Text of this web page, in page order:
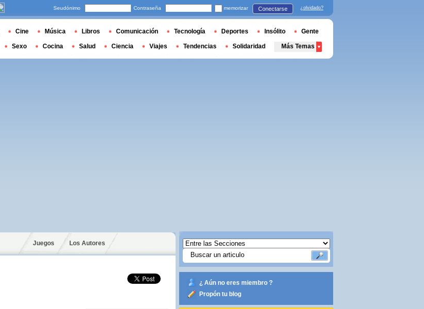
Juegos Los Autores
¿ Aún no eres miembro ?
Propón tu blog
Seudónimo Contraseña memorizar Conectarse ¿olvidado?
Cine Música Libros Comunicación Tecnología Deportes Insólito Gente
Sexo Cocina Salud Ciencia Viajes Tendencias Solidaridad Más Temas